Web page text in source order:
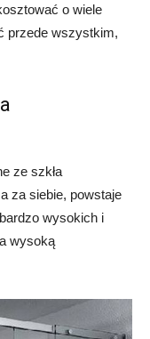
o wiele
przede wszystkim,
ze szkła
za siebie, powstaje
wysokich i
wysoką